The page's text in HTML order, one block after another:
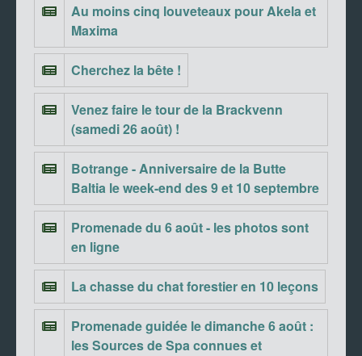
Au moins cinq louveteaux pour Akela et
Maxima
Cherchez la bête !
Venez faire le tour de la Brackvenn
(samedi 26 août) !
Botrange - Anniversaire de la Butte
Baltia le week-end des 9 et 10 septembre
Promenade du 6 août - les photos sont
en ligne
La chasse du chat forestier en 10 leçons
Promenade guidée le dimanche 6 août :
les Sources de Spa connues et